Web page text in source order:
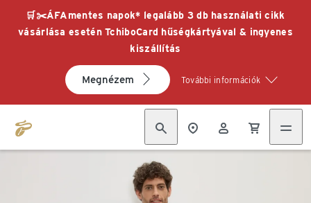
🛒✂️ÁFAmentes napok* legalább 3 db használati cikk
vásárlása esetén TchiboCard hűségkártyával & ingyenes
kiszállítás
Megnézem További információk